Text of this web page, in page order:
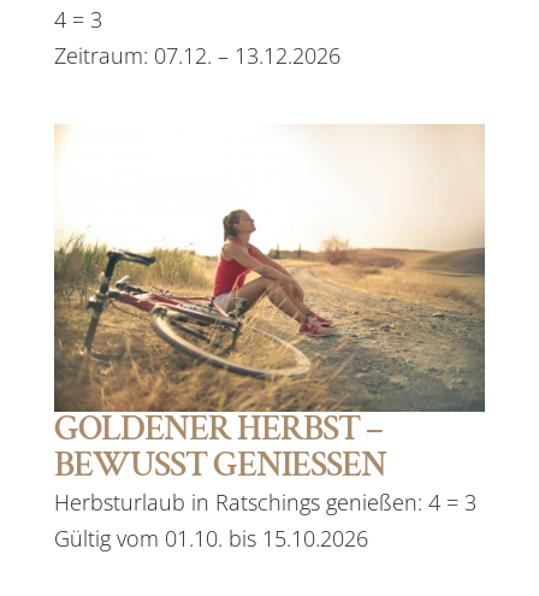
4 = 3
Zeitraum: 07.12. – 13.12.2026
GOLDENER HERBST –
BEWUSST GENIESSEN
Herbsturlaub in Ratschings genießen: 4 = 3
Gültig vom 01.10. bis 15.10.2026